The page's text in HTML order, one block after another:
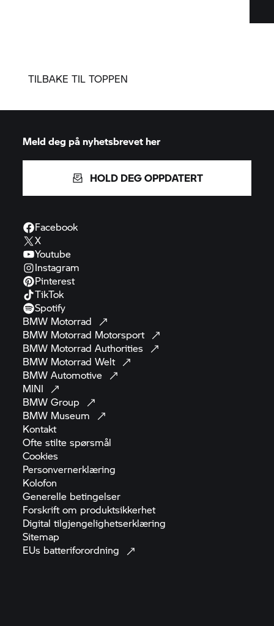
TILBAKE TIL TOPPEN
Meld deg på nyhetsbrevet her
HOLD DEG OPPDATERT
Facebook
X
Youtube
Instagram
Pinterest
TikTok
Spotify
BMW Motorrad
BMW Motorrad Motorsport
BMW Motorrad Authorities
BMW Motorrad Welt
BMWAutomotive
MINI
BMWGroup
BMW Museum
Kontakt
Ofte stiltespørsmål
Cookies
Personvernerklæring
Kolofon
Generelle betingelser
Forskrift om produktsikkerhet
Digitaltilgjengelighetserklæring
Sitemap
EUs batteriforordning